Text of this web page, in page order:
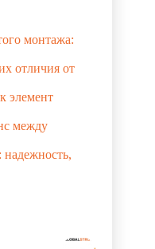
монтажа:
отличия от
элемент
между